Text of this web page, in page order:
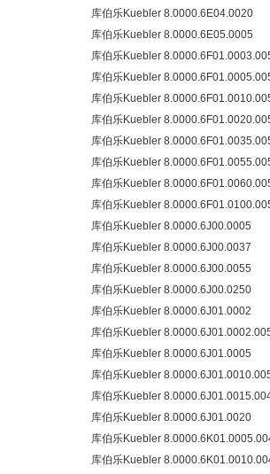
库伯乐Kuebler 8.0000.6E04.0020
库伯乐Kuebler 8.0000.6E05.0005
库伯乐Kuebler
库伯乐Kuebler
库伯乐Kuebler
库伯乐Kuebler
库伯乐Kuebler
库伯乐Kuebler
库伯乐Kuebler
库伯乐Kuebler
库伯乐Kuebler 8.0000.6J00.0005
库伯乐Kuebler 8.0000.6J00.0037
库伯乐Kuebler 8.0000.6J00.0055
库伯乐Kuebler 8.0000.6J00.0250
库伯乐Kuebler 8.0000.6J01.0002
库伯乐Kuebler
库伯乐Kuebler 8.0000.6J01.0005
库伯乐Kuebler
库伯乐Kuebler
库伯乐Kuebler 8.0000.6J01.0020
库伯乐Kuebler
库伯乐Kuebler